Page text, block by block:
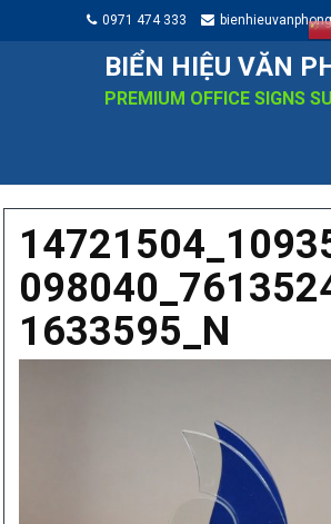
0971 474 333
BIỂN HIỆU VĂN
PREMIUM OFFICE SIGNS
1633595_N